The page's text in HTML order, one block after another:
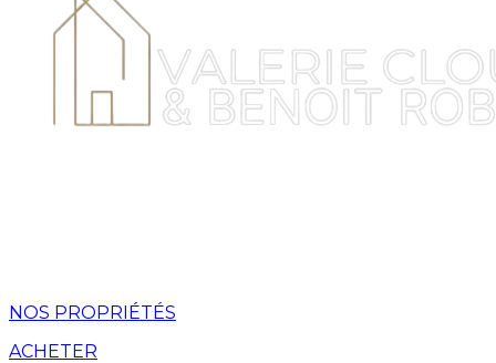
NOS PROPRIÉTÉS
ACHETER